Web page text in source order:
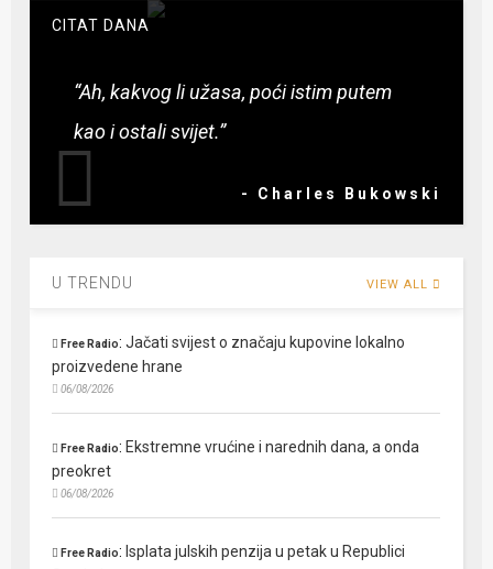
CITAT DANA
“Ah, kakvog li užasa, poći istim putem
kao i ostali svijet.”
- Charles Bukowski
U TRENDU VIEW ALL
Free Radio:Jačati svijest o značaju kupovine lokalno
proizvedene hrane
06/08/2026
Free Radio: Ekstremne vrućine i narednih dana, a onda
preokret
06/08/2026
Free Radio: Isplata julskih penzija u petak u Republici